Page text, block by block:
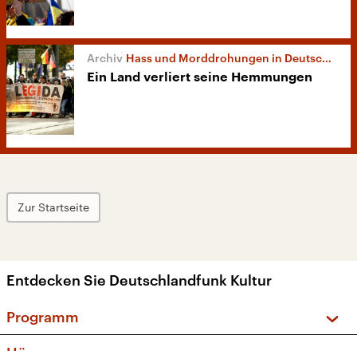
Hass und Morddrohungen in Deutschland
Ein Land verliert seine Hemmungen
Zur Startseite
Entdecken Sie Deutschlandfunk Kultur
Programm